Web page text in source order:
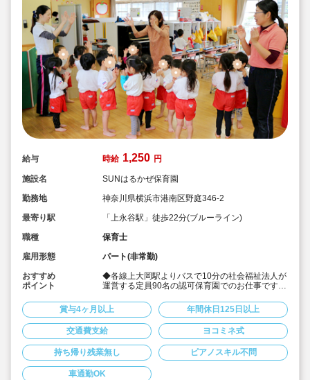
給与 時給 1,250 円
施設名
SUNはるかぜ保育園
勤務地
神奈川県横浜市港南区野庭346-2
最寄り駅
「上永谷駅」徒歩22分(ブルーライン)
職種
保育士
雇用形態
パート(非常勤)
おすすめ
ポイント
◆各線上大岡駅よりバスで10分の社会福祉法人が
運営する定員90名の認可保育園でのお仕事です！
場の空きがあれば可能です！
◆時給1,250円～（交通費別途支給あり）☆経験
を考慮した加算や昇給の可能性あり☆
◆月曜から土曜の7:00～20:00の中で週20時間の
シフト勤務が可能な方をお待ちしています（月曜
～金曜でもご相談可能）！
◆時短勤務でプライベートとのバランスも取りや
すい♪
賞与4ヶ月以上 年間休日125日以上
交通費支給 ヨコミネ式
持ち帰り残業無し ピアノスキル不問
車通勤OK